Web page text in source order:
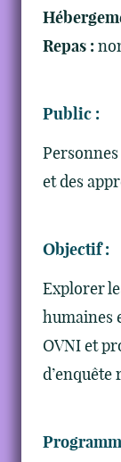
Repas :
Public :
et des
Objectif :
Explorer
humaines
OVNI et
d’enquête